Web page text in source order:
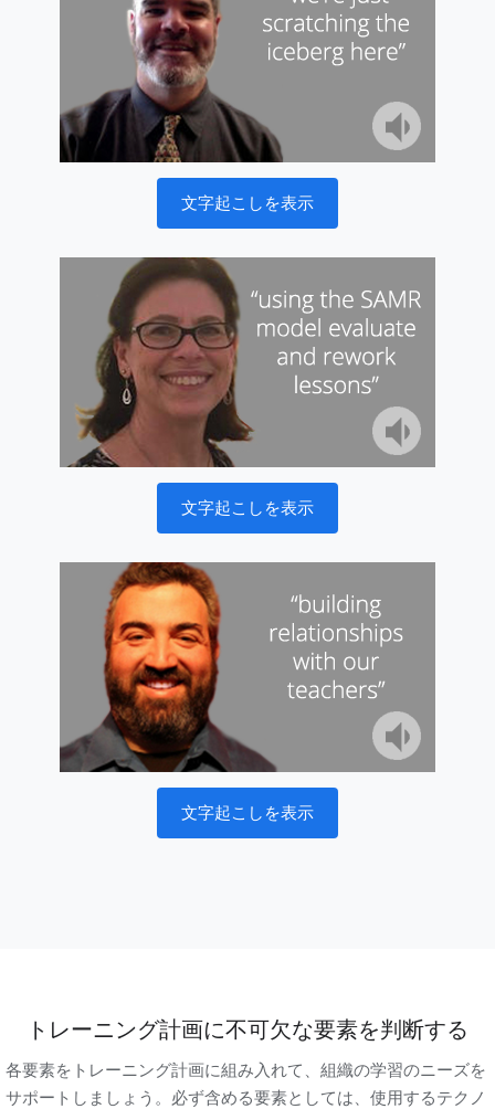
文字起こしを表示
文字起こしを表示
文字起こしを表示
トレーニング計画に不可欠な要素を判断する
各要素をトレーニング計画に組み入れて、組織の学習のニーズを
サポートしましょう。必ず含める要素としては、使用するテクノ